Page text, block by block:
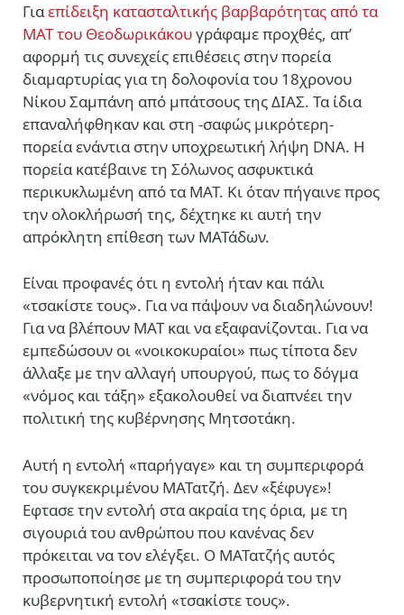
Γιαεπίδειξη κατασταλτικής βαρβαρότητας από τα
ΜΑΤ του Θεοδωρικάκουγράφαμε προχθές, απ’
αφορμή τις συνεχείς επιθέσεις στην πορεία
διαμαρτυρίας για τη δολοφονία του 18χρονου
Νίκου Σαμπάνη από μπάτσους της ΔΙΑΣ. Τα ίδια
επαναλήφθηκαν και στη -σαφώς μικρότερη-
πορεία ενάντια στην υποχρεωτική λήψη DNA. Η
πορεία κατέβαινε τη Σόλωνος ασφυκτικά
περικυκλωμένη από τα ΜΑΤ. Κι όταν πήγαινε προς
την ολοκλήρωσή της, δέχτηκε κι αυτή την
απρόκλητη επίθεση των ΜΑΤάδων.
Είναι προφανές ότι η εντολή ήταν και πάλι
«τσακίστε τους». Για να πάψουν να διαδηλώνουν!
Για να βλέπουν ΜΑΤ και να εξαφανίζονται. Για να
εμπεδώσουν οι «νοικοκυραίοι» πως τίποτα δεν
άλλαξε με την αλλαγή υπουργού, πως το δόγμα
«νόμος και τάξη» εξακολουθεί να διαπνέει την
πολιτική της κυβέρνησης Μητσοτάκη.
Αυτή η εντολή «παρήγαγε» και τη συμπεριφορά
του συγκεκριμένου ΜΑΤατζή. Δεν «ξέφυγε»!
Εφτασε την εντολή στα ακραία της όρια, με τη
σιγουριά του ανθρώπου που κανένας δεν
πρόκειται να τον ελέγξει. Ο ΜΑΤατζής αυτός
προσωποποίησε με τη συμπεριφορά του την
κυβερνητική εντολή «τσακίστε τους».